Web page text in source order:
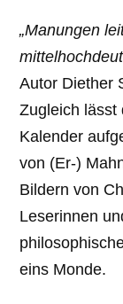
„Manungen
Autor Diether
Zugleich lässt
Kalender
von (Er-)
Bildern von
Leserinnen
eins Monde.